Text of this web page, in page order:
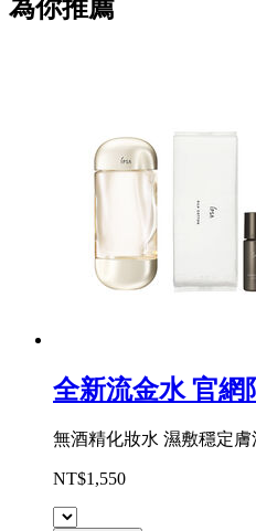
為你推薦
全新流金水 官網
無酒精化妝水 濕敷穩定膚
NT$1,550